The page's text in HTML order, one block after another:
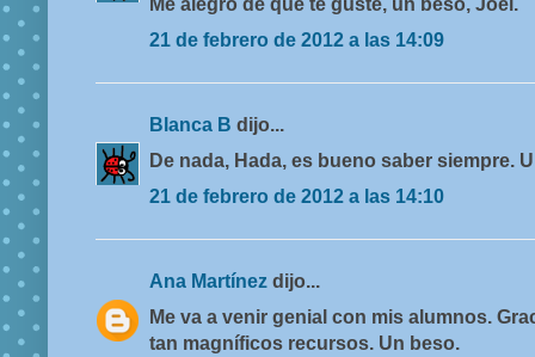
Me alegro de que te guste, un beso, Joel.
21 de febrero de 2012 a las 14:09
Blanca B dijo...
De nada, Hada, es bueno saber siempre.
21 de febrero de 2012 a las 14:10
Ana Martínez dijo...
Me va a venir genial con mis alumnos.
tan magníficos recursos. Un beso.